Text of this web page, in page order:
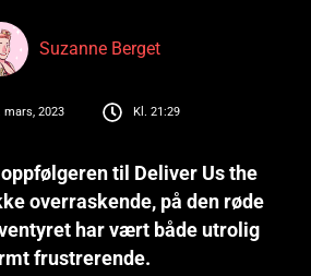
Suzanne Berget
mars, 2023 Kl. 21:29
til Deliver Us the
overraskende, på den røde
har vært både utrolig
frustrerende.